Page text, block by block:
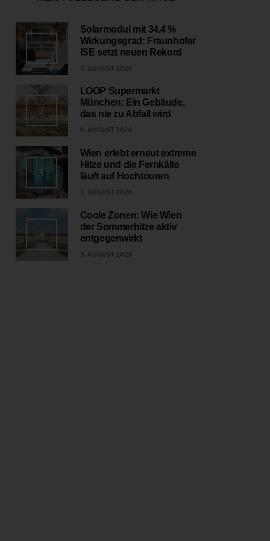
1
Solarmodul mit 34,4 %
Wirkungsgrad: Fraunhofer
ISE setzt neuen Rekord
7. AUGUST 2026
2
LOOP Supermarkt
München: Ein Gebäude,
das nie zu Abfall wird
6. AUGUST 2026
3
Wien erlebt erneut extreme
Hitze und die Fernkälte
läuft auf Hochtouren
5. AUGUST 2026
4
Coole Zonen: Wie Wien
der Sommerhitze aktiv
entgegenwirkt
3. AUGUST 2026